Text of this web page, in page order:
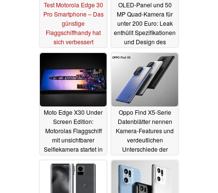
Test Motorola Edge 30
Pro Smartphone – Das
günstige
Flaggschiffhandy hat
sich verbessert
14.03.2022
OLED-Panel und 50
MP Quad-Kamera für
unter 200 Euro: Leak
enthüllt Spezifikationen
und Design des
Motorola Moto G22
01.03.2022
Moto Edge X30 Under
Screen Edition:
Motorolas Flaggschiff
mit unsichtbarer
Selfiekamera startet in
Oppo Find X5-Serie
Datenblätter nennen
Kamera-Features und
verdeutlichen
Unterschiede der
Hasselblad-
MariSilicon-
Flaggschiffe
18.02.2022